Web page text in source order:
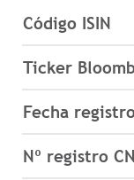
Código ISIN
Ticker
Fecha
Nº registro